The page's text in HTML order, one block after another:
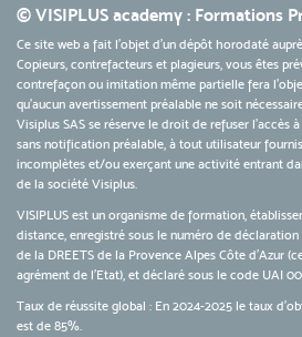
© VISIPLUS academy : Formations
Ce site web a fait l'objet d'un dépôt horodaté
Copieurs, contrefacteurs et plagieurs, vous êtes
contrefaçon ou imitation même partielle fera
qu’aucun avertissement préalable ne soit
Visiplus SAS se réserve le droit de refuser l'accès
sans notification préalable, à tout utilisateur
incomplètes et/ou exerçant une activité entrant
de la société Visiplus.
VISIPLUS est un organisme de formation,
distance, enregistré sous le numéro de déclaration
de la DREETS de la Provence Alpes Côte d’Azur
agrément de l’Etat), et déclaré sous le code UAI
Taux de réussite global : En 2024-2025 le taux
est de 85%.